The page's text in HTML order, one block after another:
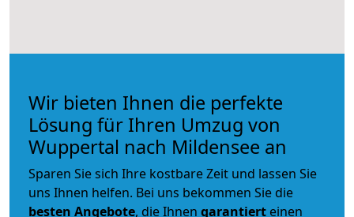
Wir bieten Ihnen die perfekte
Lösung für Ihren Umzug von
Wuppertal nach Mildensee an
Sparen Sie sich Ihre kostbare Zeit und lassen Sie
uns Ihnen helfen. Bei uns bekommen Sie die
besten Angebote, die Ihnen garantiert einen